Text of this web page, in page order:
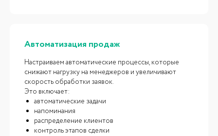
Автоматизация продаж
Настраиваем автоматические процессы, которые
снижают нагрузку на менеджеров и увеличивают
скорость обработки заявок.
Это включает:
автоматические задачи
напоминания
распределение клиентов
контроль этапов сделки